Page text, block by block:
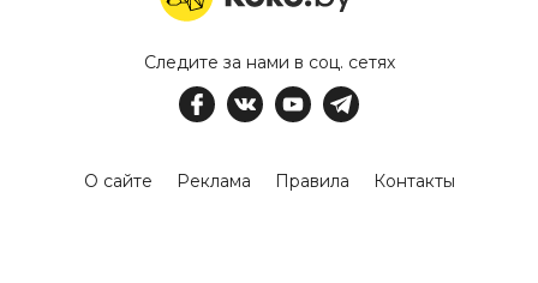
Следите за нами в соц. сетях
О сайте Реклама Правила Контакты